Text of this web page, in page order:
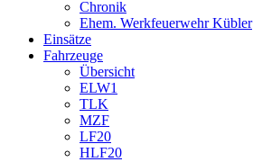
Chronik
Ehem. Werkfeuerwehr Kübler
Einsätze
Fahrzeuge
Übersicht
ELW1
TLK
MZF
LF20
HLF20